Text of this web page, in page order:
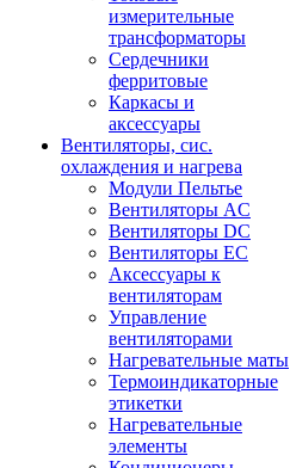
измерительные
трансформаторы
Сердечники
ферритовые
Каркасы и
аксессуары
Вентиляторы, сис.
охлаждения и нагрева
Модули Пельтье
Вентиляторы AC
Вентиляторы DC
Вентиляторы EC
Аксессуары к
вентиляторам
Управление
вентиляторами
Нагревательные маты
Термоиндикаторные
этикетки
Нагревательные
элементы